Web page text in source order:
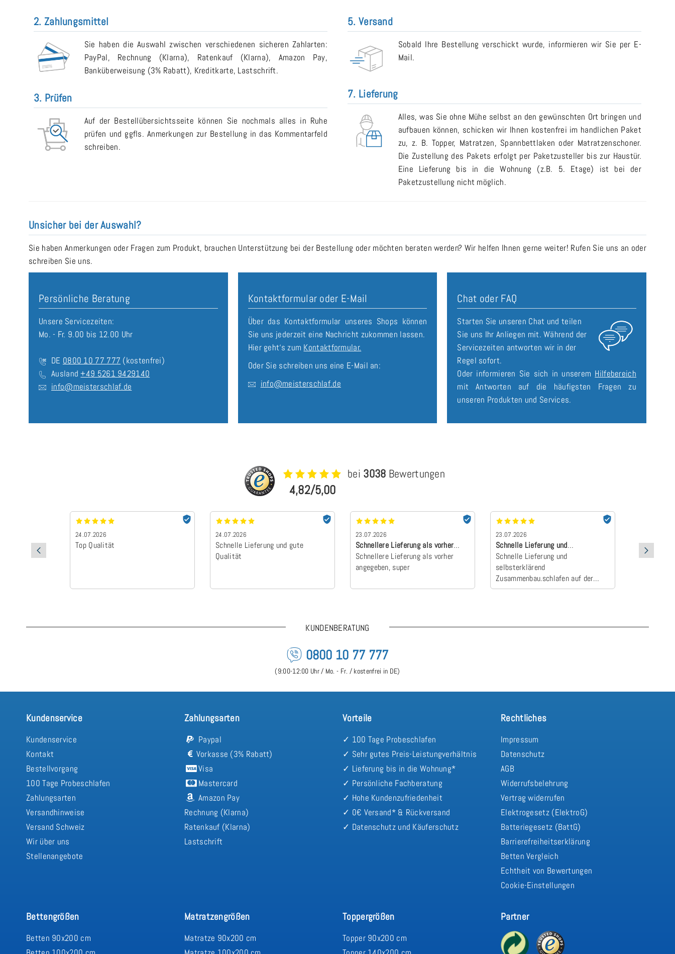
2. Zahlungsmittel
Sie haben die Auswahl zwischen verschiedenen sicheren Zahlarten:
PayPal, Rechnung (Klarna), Ratenkauf (Klarna), Amazon Pay,
Banküberweisung (3% Rabatt), Kreditkarte, Lastschrift.
3. Prüfen
Auf der Bestellübersichtsseite können Sie nochmals alles in Ruhe
prüfen und ggfls. Anmerkungen zur Bestellung in das Kommentarfeld
schreiben.
5. Versand
Sobald Ihre Bestellung verschickt wurde, informieren wir Sie per E-
Mail.
7. Lieferung
Alles, was Sie ohne Mühe selbst an den gewünschten Ort bringen und
aufbauen können, schicken wir Ihnen kostenfrei im handlichen Paket
zu, z. B. Topper, Matratzen, Spannbettlaken oder Matratzenschoner.
Die Zustellung des Pakets erfolgt per Paketzusteller bis zur Haustür.
Eine Lieferung bis in die Wohnung (z.B. 5. Etage) ist bei der
Paketzustellung nicht möglich.
Unsicher bei der Auswahl?
Sie haben Anmerkungen oder Fragen zum Produkt, brauchen Unterstützung bei der Bestellung oder möchten beraten werden? Wir helfen Ihnen gerne weiter! Rufen Sie uns an oder
schreiben Sie uns.
Persönliche Beratung
Unsere Servicezeiten:
Mo. - Fr. 9.00 bis 12.00 Uhr
DE 0800 10 77 777 (kostenfrei)
Ausland+49 5261 9429140
info@meisterschlaf.de
Kontaktformular oder E-Mail
Über das Kontaktformular unseres Shops können
Sie uns jederzeit eine Nachricht zukommen lassen.
Hier geht‘s zum Kontaktformular.
Oder Sie schreiben uns eine E-Mail an:
info@meisterschlaf.de
Chat oder FAQ
Starten Sie unseren Chat und teilen
Sie uns Ihr Anliegen mit. Während der
Servicezeiten antworten wir in der
Regel sofort.
Oder informieren Sie sich in unserem Hilfebereich
mit Antworten auf die häufigsten Fragen zu
unseren Produkten und Services.
4,82/5,00
bei 3038 Bewertungen
24.07.2026
Top Qualität
24.07.2026
Schnelle Lieferung und gute
Qualität
23.07.2026
Schnellere Lieferung als vorher
angegebe…
Schnellere Lieferung als vorher
angegeben, super
23.07.2026
Schnelle Lieferung und
selbsterklärend Z…
Schnelle Lieferung und
selbsterklärend
Zusammenbau.schlafen auf der
neuen Matratze einfach himmlisch
absolut
Der
KUNDENBERATUNG
0800 10 77 777
(9:00-12:00 Uhr / Mo. - Fr. / kostenfrei in DE)
Kundenservice
Kundenservice
Kontakt
Bestellvorgang
100 Tage Probeschlafen
Zahlungsarten
Versandhinweise
Versand Schweiz
Wir über uns
Stellenangebote
Zahlungsarten
Paypal
Vorkasse (3% Rabatt)
Visa
Mastercard
Amazon Pay
Rechnung (Klarna)
Ratenkauf (Klarna)
Lastschrift
Vorteile
✓ 100 Tage Probeschlafen
✓ Sehr gutes Preis-Leistungverhältnis
✓ Lieferung bis in die Wohnung*
✓ Persönliche Fachberatung
✓ Hohe Kundenzufriedenheit
✓ 0€ Versand* & Rückversand
✓ Datenschutz und Käuferschutz
Rechtliches
Impressum
Datenschutz
AGB
Widerrufsbelehrung
Vertrag widerrufen
Elektrogesetz (ElektroG)
Batteriegesetz (BattG)
Barrierefreiheitserklärung
Betten Vergleich
Echtheit von Bewertungen
Cookie-Einstellungen
Bettengrößen
Betten 90x200 cm
Matratzengrößen
Matratze 90x200 cm
Toppergrößen
Topper 90x200 cm
Partner